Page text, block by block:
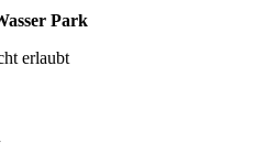
Park
erlaubt